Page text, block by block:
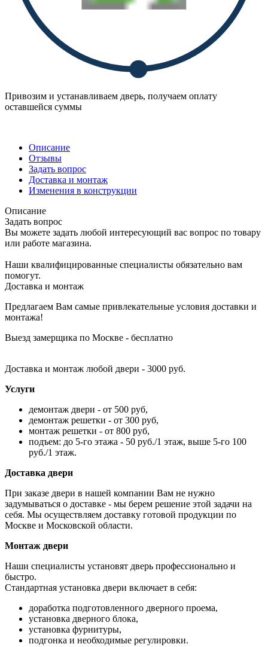
Привозим и устанавливаем дверь, получаем оплату
оставшейся суммы
Описание
Отзывы
Задать вопрос
Доставка и монтаж
Изменения в конструкции
Описание
Задать вопрос
Вы можете задать любой интересующий вас вопрос по товару
или работе магазина.
Наши квалифицированные специалисты обязательно вам
помогут.
Доставка и монтаж
Предлагаем Вам самые привлекательные условия доставки и
монтажа!
Выезд замерщика по Москве - бесплатно
Доставка и монтаж любой двери - 3000 руб.
Услуги
демонтаж двери - от 500 руб,
демонтаж решетки - от 300 руб,
монтаж решетки - от 800 руб,
подъем: до 5-го этажа - 50 руб./1 этаж, выше 5-го 100
руб./1 этаж.
Доставка двери
При заказе двери в нашей компании Вам не нужно
задумываться о доставке - мы берем решение этой задачи на
себя. Мы осуществляем доставку готовой продукции по
Москве и Московской области.
Монтаж двери
Наши специалисты установят дверь профессионально и
быстро.
Стандартная установка двери включает в себя:
доработка подготовленного дверного проема,
установка дверного блока,
установка фурнитуры,
подгонка и необходимые регулировки.